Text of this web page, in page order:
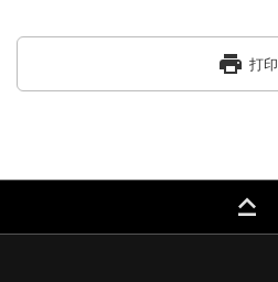
print 打印
keyboard_capslock